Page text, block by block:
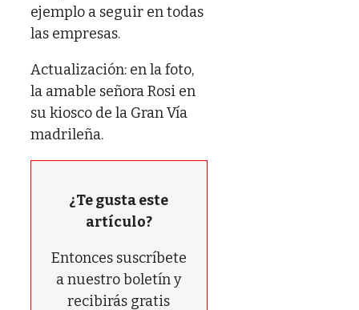
ejemplo a seguir en todas
las empresas.
Actualización: en la foto,
la amable señora Rosi en
su kiosco de la Gran Vía
madrileña.
¿Te gusta este
artículo?
Entonces suscríbete
a nuestro boletín y
recibirás gratis